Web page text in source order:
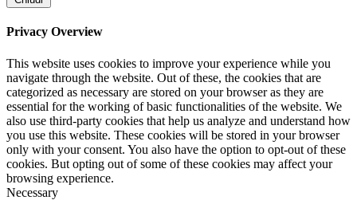
Privacy Overview
This website uses cookies to improve your experience while you
navigate through the website. Out of these, the cookies that are
categorized as necessary are stored on your browser as they are
essential for the working of basic functionalities of the website. We
also use third-party cookies that help us analyze and understand how
you use this website. These cookies will be stored in your browser
only with your consent. You also have the option to opt-out of these
cookies. But opting out of some of these cookies may affect your
browsing experience.
Necessary